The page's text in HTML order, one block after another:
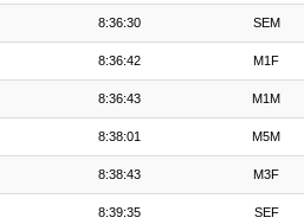
8:36:30 SEM
8:36:42 M1F
8:36:43 M1M
8:38:01 M5M
8:38:43 M3F
8:39:35 SEF